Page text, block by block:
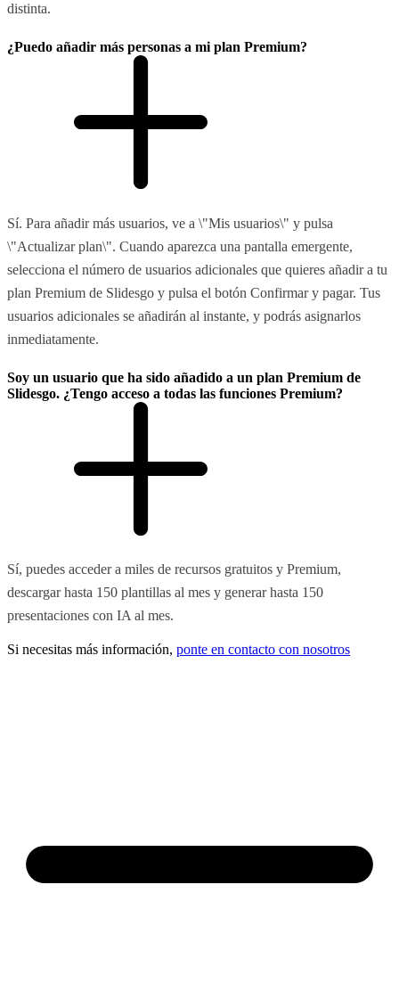
distinta.
¿Puedo añadir más personas a mi plan Premium?
Sí. Para añadir más usuarios, ve a \"Mis usuarios\" y pulsa
\"Actualizar plan\". Cuando aparezca una pantalla emergente,
selecciona el número de usuarios adicionales que quieres añadir a tu
plan Premium de Slidesgo y pulsa el botón Confirmar y pagar. Tus
usuarios adicionales se añadirán al instante, y podrás asignarlos
inmediatamente.
Soy un usuario que ha sido añadido a un plan Premium de
Slidesgo. ¿Tengo acceso a todas las funciones Premium?
Sí, puedes acceder a miles de recursos gratuitos y Premium,
descargar hasta 150 plantillas al mes y generar hasta 150
presentaciones con IA al mes.
Si necesitas más información, ponte en contacto con nosotros